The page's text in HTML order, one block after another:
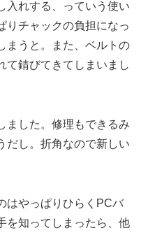
入れする、っていう使い
りチャックの負担になっ
まうと。また、ベルトの
て錆びてきてしまいまし
ました。修理もできるみ
だし。折角なので新しい
はやっぱりひらくPCバ
を知ってしまったら、他